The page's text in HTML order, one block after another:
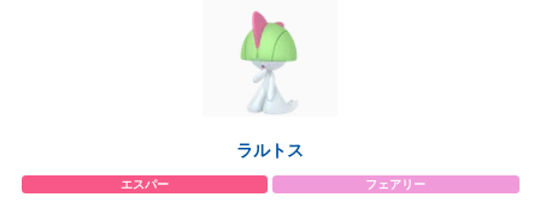
ラルトス
エスパー フェアリー